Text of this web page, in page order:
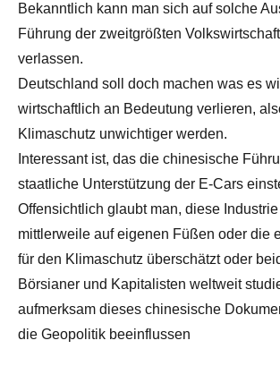
Bekanntlich kann man sich auf solche
Führung der zweitgrößten
verlassen.
Deutschland soll doch machen was es
wirtschaftlich an Bedeutung verlieren,
Klimaschutz unwichtiger werden.
Interessant ist, das die chinesische
staatliche Unterstützung der E-Cars
Offensichtlich glaubt man, diese
mittlerweile auf eigenen Füßen oder die
für den Klimaschutz überschätzt oder
Börsianer und Kapitalisten weltweit
aufmerksam dieses chinesische
die Geopolitik beeinflussen